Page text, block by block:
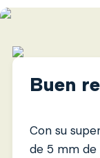
Buen
Con su
de 5 mm de